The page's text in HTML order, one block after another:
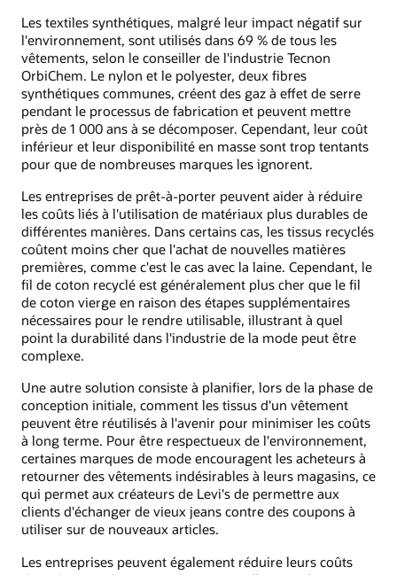
Les textiles synthétiques, malgré leur impact négatif sur
l'environnement, sont utilisés dans 69 % de tous les
vêtements, selon le conseiller de l'industrie Tecnon
OrbiChem. Le nylon et le polyester, deux fibres
synthétiques communes, créent des gaz à effet de serre
pendant le processus de fabrication et peuvent mettre
près de 1 000 ans à se décomposer. Cependant, leur coût
inférieur et leur disponibilité en masse sont trop tentants
pour que de nombreuses marques les ignorent.
Les entreprises de prêt-à-porter peuvent aider à réduire
les coûts liés à l'utilisation de matériaux plus durables de
différentes manières. Dans certains cas, les tissus recyclés
coûtent moins cher que l'achat de nouvelles matières
premières, comme c'est le cas avec la laine. Cependant, le
fil de coton recyclé est généralement plus cher que le fil
de coton vierge en raison des étapes supplémentaires
nécessaires pour le rendre utilisable, illustrant à quel
point la durabilité dans l'industrie de la mode peut être
complexe.
Une autre solution consiste à planifier, lors de la phase de
conception initiale, comment les tissus d'un vêtement
peuvent être réutilisés à l'avenir pour minimiser les coûts
à long terme. Pour être respectueux de l'environnement,
certaines marques de mode encouragent les acheteurs à
retourner des vêtements indésirables à leurs magasins, ce
qui permet aux créateurs de Levi's de permettre aux
clients d'échanger de vieux jeans contre des coupons à
utiliser sur de nouveaux articles.
Les entreprises peuvent également réduire leurs coûts